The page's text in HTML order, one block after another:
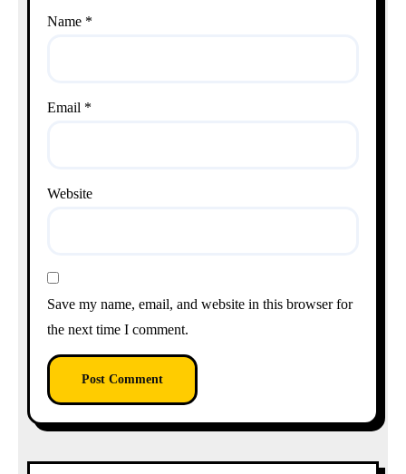
Name *
Email *
Website
Save my name, email, and website in this browser for
the next time I comment.